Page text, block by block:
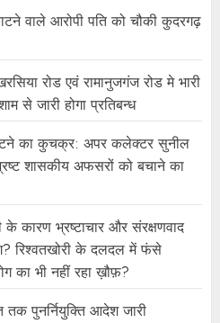
वाले आरोपी पति को चौकी कुदरगढ़
रोड एवं रामानुजगंज रोड मे भारी
से जारी होगा प्रतिबन्ध
का कुचक्र: अपर कलेक्टर सुनील
शासकीय अफसरों को बचाने का
कारण भ्रष्टाचार और संरक्षणवाद
रिश्वतखोरी के दलदल में फंसे
का भी नहीं रहा ख़ौफ़?
तक पुनर्नियुक्ति आदेश जारी